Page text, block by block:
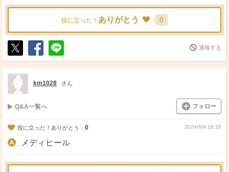
役に立った！ ありがとう 0
ポ
ス
ト
シ
ェ
送
る
通報する
km1028 さん
Q&A一覧へ フォロー
役に立った！ありがとう： 0 2024/6/9 16:16
メディヒール